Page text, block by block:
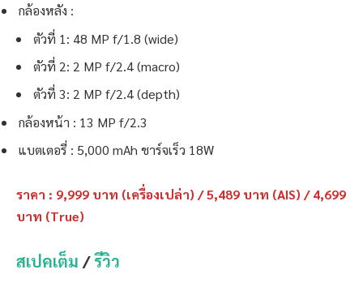
กล้องหลัง :
ตัวที่ 1: 48 MP f/1.8 (wide)
ตัวที่ 2: 2 MP f/2.4 (macro)
ตัวที่ 3: 2 MP f/2.4 (depth)
กล้องหน้า : 13 MP f/2.3
แบตเตอรี่ : 5,000 mAh ชาร์จเร็ว 18W
ราคา : 9,999 บาท (เครื่องเปล่า) / 5,489 บาท (AIS) / 4,699
บาท (True)
สเปคเต็ม /รีวิว